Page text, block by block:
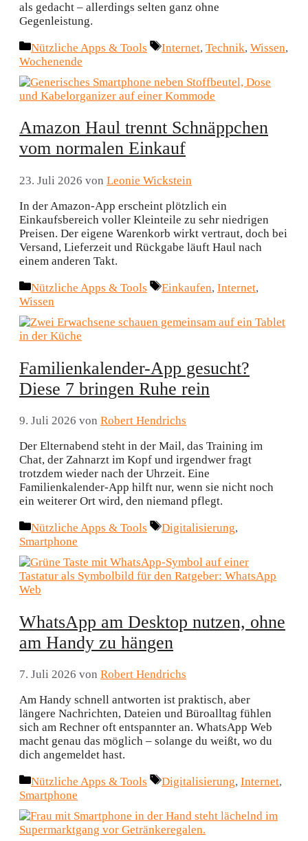
als gedacht – allerdings selten ganz ohne
Gegenleistung.
Kategorien
Nützliche Apps & Tools Schlagwörter
Internet, Technik, Wissen,
Wochenende
Amazon Haul trennt Schnäppchen
vom normalen Einkauf
23. Juli 2026 von Leonie Wickstein
In der Amazon-App erscheint plötzlich ein
Einkaufsbereich voller Kleinteile zu sehr niedrigen
Preisen. Der eigene Warenkorb wirkt vertraut, doch bei
Versand, Lieferzeit und Rückgabe läuft Haul nach
einem anderen Takt.
Kategorien
Nützliche Apps & Tools Schlagwörter
Einkaufen, Internet,
Wissen
Familienkalender-App gesucht?
Diese 7 bringen Ruhe rein
9. Juli 2026 von Robert Hendrichs
Der Elternabend steht in der Mail, das Training im
Chat, der Zahnarzt im Kopf und irgendwer fragt
trotzdem wieder nach der Uhrzeit. Eine
Familienkalender-App hilft nur, wenn sie nicht noch
ein weiterer Ort wird, den niemand pflegt.
Kategorien
Nützliche Apps & Tools Schlagwörter
Digitalisierung,
Smartphone
WhatsApp am Desktop nutzen, ohne
am Handy zu hängen
7. Juli 2026 von Robert Hendrichs
Am Handy schnell antworten ist praktisch, aber
längere Nachrichten, Dateien und Büroalltag fühlen
sich am Rechner oft entspannter an. WhatsApp Web
macht genau das möglich – solange du weißt, wo du
dich angemeldet hast.
Kategorien
Nützliche Apps & Tools Schlagwörter
Digitalisierung, Internet,
Smartphone